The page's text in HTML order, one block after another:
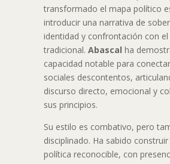
transformado el mapa político
introducir una narrativa de
identidad y confrontación con
tradicional. Abascal ha
capacidad notable para
sociales descontentos,
discurso directo, emocional y
sus principios.
Su estilo es combativo, pero
disciplinado. Ha sabido
política reconocible, con